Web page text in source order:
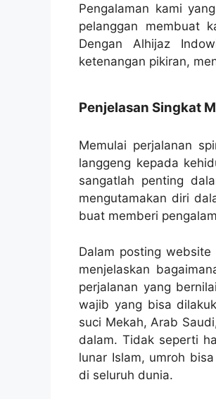
Pengalaman kami
pelanggan membuat
Dengan Alhijaz
ketenangan pikiran,
Penjelasan Singkat
Memulai perjalanan
langgeng kepada
sangatlah penting
mengutamakan diri
buat memberi
Dalam posting
menjelaskan
perjalanan yang
wajib yang bisa
suci Mekah, Arab
dalam. Tidak seperti
lunar Islam, umroh
di seluruh dunia.